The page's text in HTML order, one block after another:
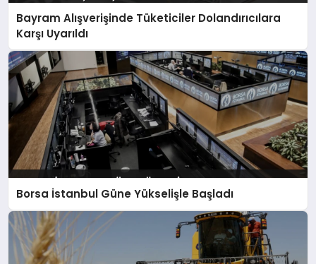
Bayram Alışverişinde Tüketiciler Dolandırıcılara
Karşı Uyarıldı
Borsa İstanbul Güne Yükselişle Başladı